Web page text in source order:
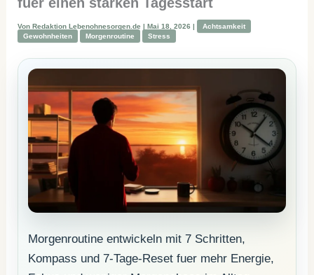
Von Redaktion Lebenohnesorgen.de | Mai 18, 2026 |
Achtsamkeit
Gewohnheiten
Morgenroutine Stress
Morgenroutine entwickeln mit 7 Schritten,
Kompass und 7-Tage-Reset fuer mehr Energie,